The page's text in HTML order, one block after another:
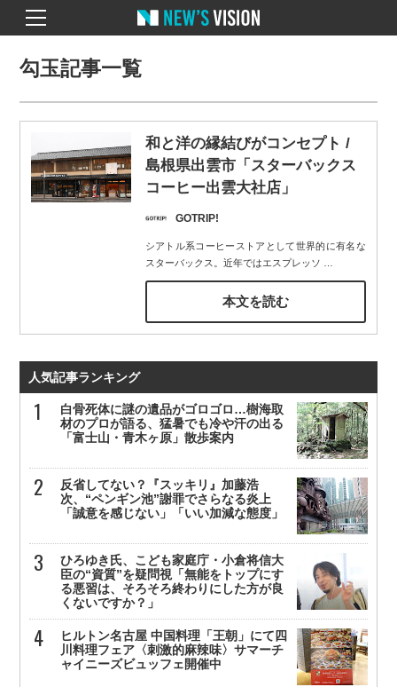
勾玉記事一覧
和と洋の縁結びがコンセプト /
島根県出雲市「スターバックス
コーヒー出雲大社店」
GOTRIP!
シアトル系コーヒーストアとして世界的に有名な
スターバックス。近年ではエスプレッソ
本文を読む
人気記事ランキング
白骨死体に謎の遺品がゴロゴロ…樹海取
材のプロが語る、猛暑でも冷や汗の出る
「富士山・青木ヶ原」散歩案内
反省してない？『スッキリ』加藤浩
次、“ペンギン池”謝罪でさらなる炎上
「誠意を感じない」「いい加減な態度」
ひろゆき氏、こども家庭庁・小倉将信大
臣の“資質”を疑問視「無能をトップにす
る悪習は、そろそろ終わりにした方が良
くないですか？」
ヒルトン名古屋 中国料理「王朝」にて四
川料理フェア〈刺激的麻辣味〉サマーチ
ャイニーズビュッフェ開催中